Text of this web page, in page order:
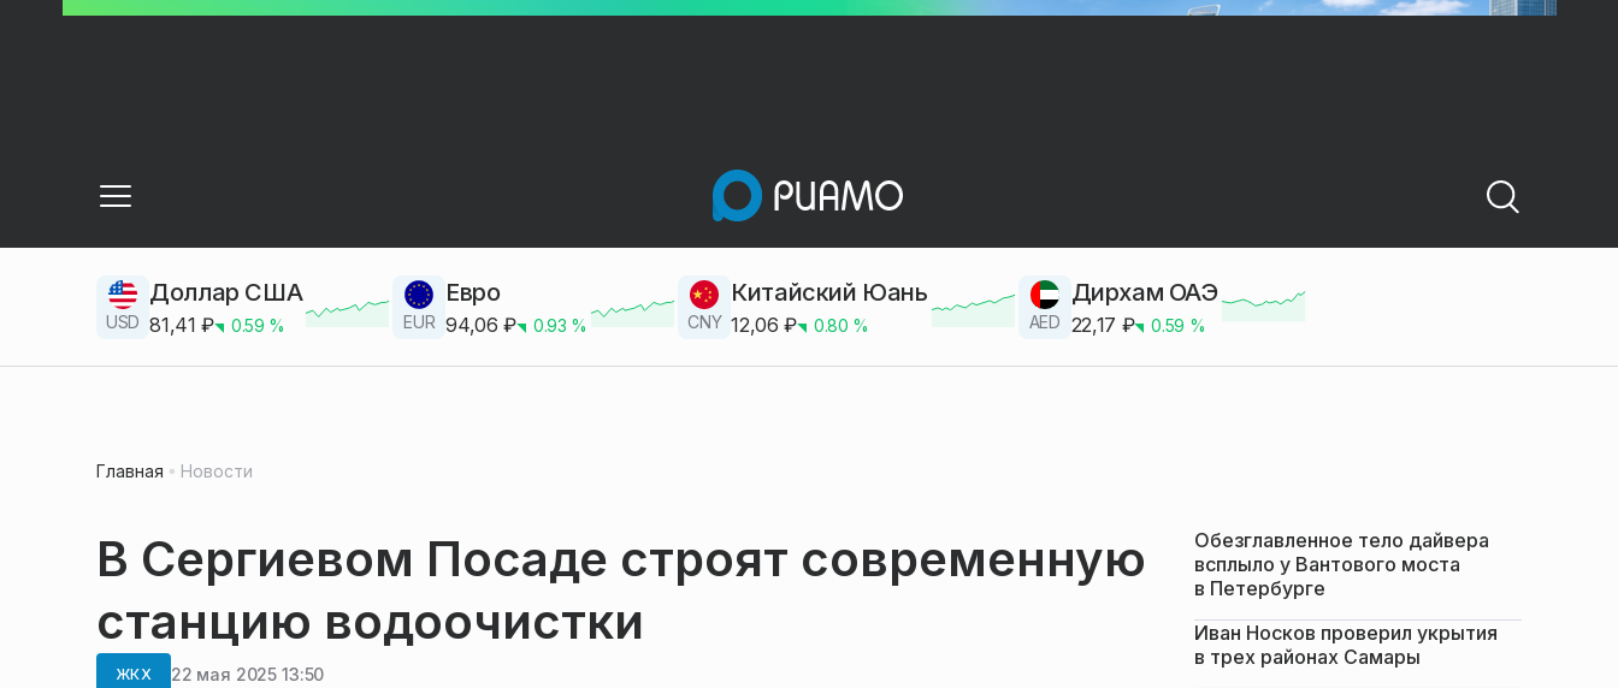
USD
Доллар США
81,41 ₽ 0.59 % EUR
Евро
94,06 ₽ 0.93 % CNY
Китайский Юань
12,06 ₽ 0.80 % AED
Дирхам ОАЭ
22,17 ₽ 0.59 %
Главная Новости
В Сергиевом Посаде строят современную
станцию водоочистки
ЖКХ 22 мая 2025 13:50
Обезглавленное тело дайвера
всплыло у Вантового моста
в Петербурге
Иван Носков проверил укрытия
в трех районах Самары